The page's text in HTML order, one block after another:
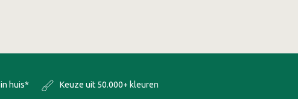
huis*
Keuze uit 50.000+ kleuren